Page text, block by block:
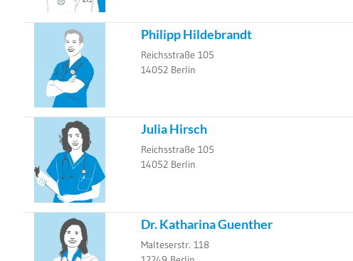
Philipp Hildebrandt
Reichsstraße 105
14052 Berlin
Julia Hirsch
Reichsstraße 105
14052 Berlin
Dr. Katharina Guenther
Malteserstr. 118